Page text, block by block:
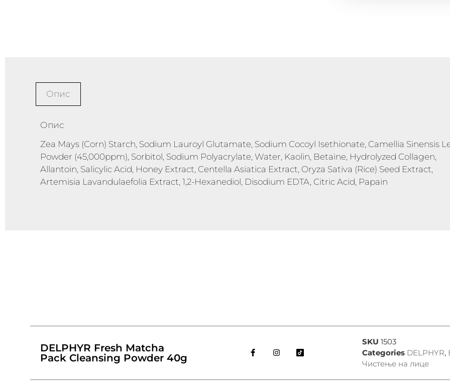
Опис
Опис
Zea Mays (Corn) Starch, Sodium Lauroyl Glutamate, Sodium Cocoyl Isethionate, Camellia Sinensis
Powder (45,000ppm), Sorbitol, Sodium Polyacrylate, Water, Kaolin, Betaine, Hydrolyzed Collagen,
Allantoin, Salicylic Acid, Honey Extract, Centella Asiatica Extract, Oryza Sativa (Rice) Seed Extract,
Artemisia Lavandulaefolia Extract, 1,2-Hexanediol, Disodium EDTA, Citric Acid, Papain
DELPHYR Fresh Matcha
Pack Cleansing Powder 40g
SKU 1503
Categories DELPHYR,
Чистење на лице